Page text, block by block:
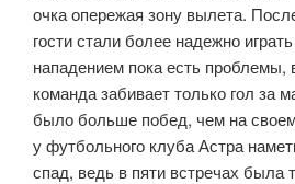
очка опережая зону вылета.
гости стали более надежно
нападением пока есть проблемы,
команда забивает только гол за
было больше побед, чем на
у футбольного клуба Астра
спад, ведь в пяти встречах была